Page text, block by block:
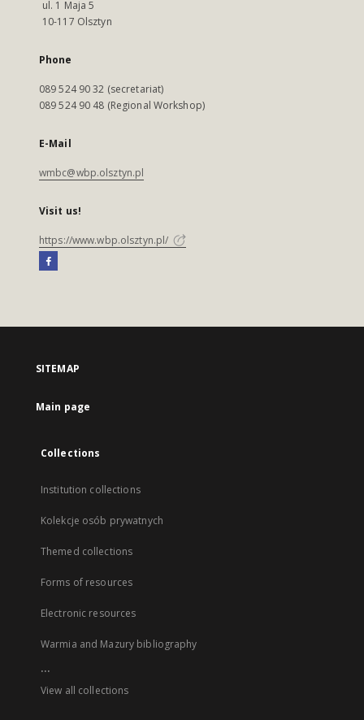
ul. 1 Maja 5
10-117 Olsztyn
Phone
089 524 90 32 (secretariat)
089 524 90 48 (Regional Workshop)
E-Mail
wmbc@wbp.olsztyn.pl
Visit us!
https://www.wbp.olsztyn.pl/
SITEMAP
Main page
Collections
Institution collections
Kolekcje osób prywatnych
Themed collections
Forms of resources
Electronic resources
Warmia and Mazury bibliography
...
View all collections